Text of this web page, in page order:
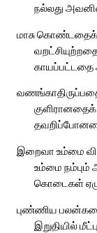
நல்லது
மாசு கொண்டதைக்
காயப்பட்டதை
குளிரானதைக்
இறைவா உம்மை
உம்மை நம்பும்
கொடைகள்
புண்ணிய
இறுதியில்